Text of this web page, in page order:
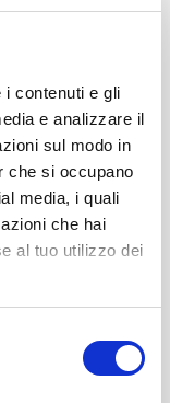
contenuti e gli
e analizzare il
sul modo in
che si occupano
media, i quali
che hai
al tuo utilizzo dei
施了一个集
集中平台提
工业自动化
整体性能，
的理想选
优势。首
缩短了设计
无需硬件修